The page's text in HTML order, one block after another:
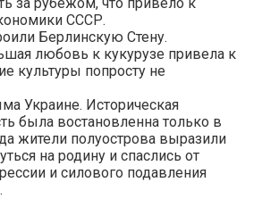
СССР.
Берлинскую Стену.
любовь к кукурузе привела к
культуры попросту не
Украине. Историческая
была востановленна только в
жители полуострова выразили
на родину и спаслись от
и силового подавления